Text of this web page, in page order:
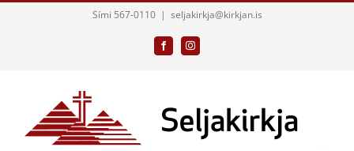
Sími 567-0110 | seljakirkja@kirkjan.is
FacebookInstagram